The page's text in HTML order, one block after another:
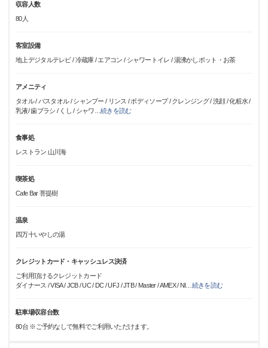
収容人数
80人
客室設備
地上デジタルテレビ / 冷蔵庫 / エアコン / シャワートイレ / 湯沸かしポット・お茶
アメニティ
タオル / バスタオル / シャンプー / リンス / ボディソープ / クレンジング / 洗顔 / 化粧水 /
乳液/ 歯ブラシ / くし / シャワ …続きを読む
食事処
レストラン 山川海
喫茶処
Cafe Bar 菩提樹
温泉
四万十いやしの湯
クレジットカード・キャッシュレス決済
ご利用頂けるクレジットカード
ダイナース / VISA / JCB / UC / DC / UFJ / JTB / Master / AMEX / NI
続きを読む
駐車場収容台数
80台 ※ご予約なしで無料でご利用いただけます。